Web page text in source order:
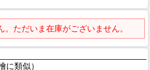
。ただいま在庫がございません。
に類似）